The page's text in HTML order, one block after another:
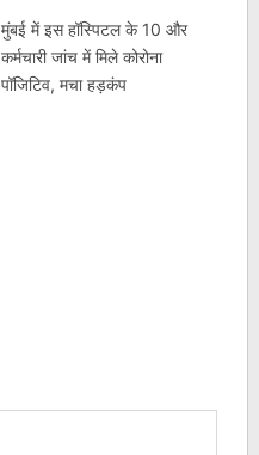
मुंबई में इस हॉस्पिटल के 10 और
कर्मचारी जांच में मिले कोरोना
पॉजिटिव, मचा हड़कंप